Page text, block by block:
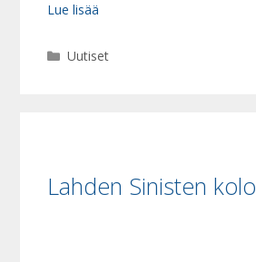
Lue lisää
Kategoriat
Uutiset
Lahden Sinisten kolo